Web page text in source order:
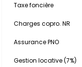
Taxe foncière
Charges copro. NR
Assurance PNO
Gestion locative (7%)